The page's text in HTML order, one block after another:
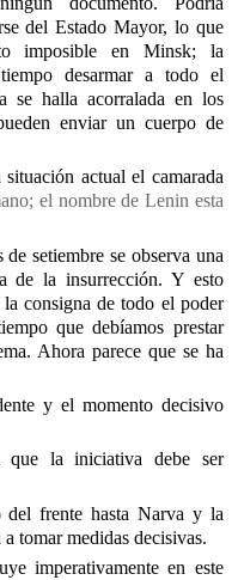
del Estado Mayor, lo que
imposible en Minsk; la
desarmar a todo el
se halla acorralada en los
enviar un cuerpo de
actual el camarada
el nombre de Lenin esta
setiembre se observa una
de la insurrección. Y esto
consigna de todo el poder
que debíamos prestar
Ahora parece que se ha
y el momento decisivo
que la iniciativa debe ser
del frente hasta Narva y la
tomar medidas decisivas.
imperativamente en este